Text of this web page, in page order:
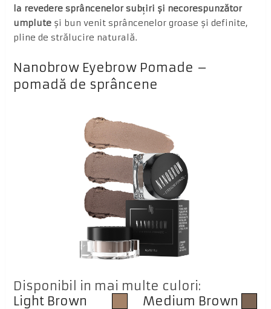
la revedere sprâncenelor subțiri și necorespunzător
umplute și bun venit sprâncenelor groase și definite,
pline de strălucire naturală.
Nanobrow Eyebrow Pomade –
pomadă de sprâncene
Disponibil in mai multe culori:
Light Brown
Medium Brown